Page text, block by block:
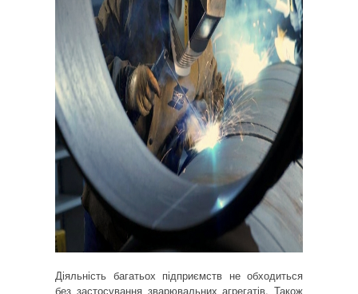
Діяльність багатьох підприємств не обходиться
без застосування зварювальних агрегатів. Також